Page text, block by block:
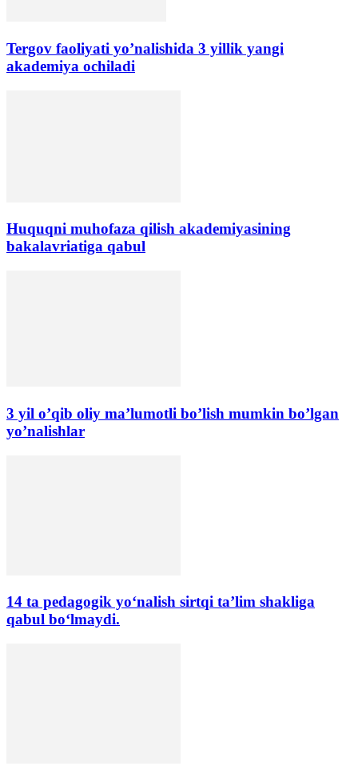
Tergov faoliyati yo’nalishida 3 yillik yangi
akademiya ochiladi
Huquqni muhofaza qilish akademiyasining
bakalavriatiga qabul
3 yil o’qib oliy ma’lumotli bo’lish mumkin bo’lgan
yo’nalishlar
14 ta pedagogik yo‘nalish sirtqi ta’lim shakliga
qabul bo‘lmaydi.